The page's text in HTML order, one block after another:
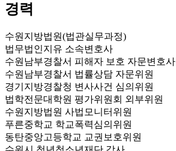
경력
수원지방법원(법관실무과정)
법무법인지유 소속변호사
수원남부경찰서 피해자 보호 자문변호사
수원남부경찰서 법률상담 자문위원
경기지방경찰청 변사사건 심의위원
법학전문대학원 평가위원회 외부위원
수원지방법원 사법모니터위원
푸른중학교 학교폭력심의위원
동탄중앙고등학교 교권보호위원